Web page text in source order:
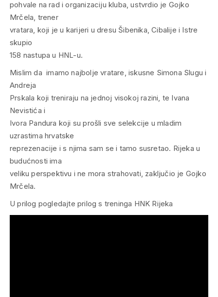
pohvale na rad i organizaciju kluba, ustvrdio je Gojko
Mrčela, trener
vratara, koji je u karijeri u dresu Šibenika, Cibalije i Istre
skupio
158 nastupa u HNL-u.
Mislim da imamo najbolje vratare, iskusne Simona Slugu i
Andreja
Prskala koji treniraju na jednoj visokoj razini, te Ivana
Nevistića i
Ivora Pandura koji su prošli sve selekcije u mladim
uzrastima hrvatske
reprezenacije i s njima sam se i tamo susretao. Rijeka u
budućnosti ima
veliku perspektivu i ne mora strahovati, zaključio je Gojko
Mrčela.
U prilog pogledajte prilog s treninga HNK Rijeka